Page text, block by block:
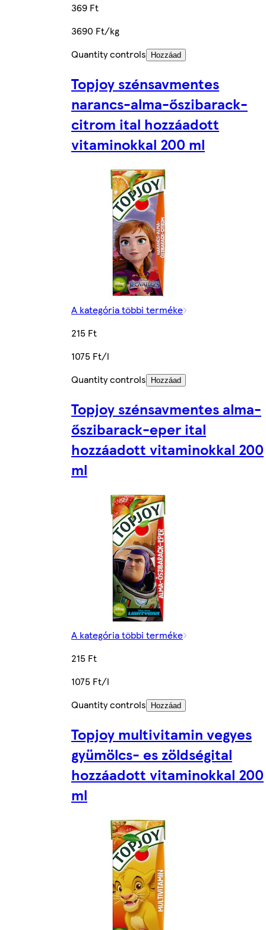
369 Ft
3690 Ft/kg
Quantity controls
Hozzáad
Topjoy szénsavmentes
narancs-alma-őszibarack-
citrom ital hozzáadott
vitaminokkal 200 ml
A kategória többi terméke
215 Ft
1075 Ft/l
Quantity controls
Hozzáad
Topjoy szénsavmentes alma-
őszibarack-eper ital
hozzáadott vitaminokkal 200
ml
A kategória többi terméke
215 Ft
1075 Ft/l
Quantity controls
Hozzáad
Topjoy multivitamin vegyes
gyümölcs- es zöldségital
hozzáadott vitaminokkal 200
ml